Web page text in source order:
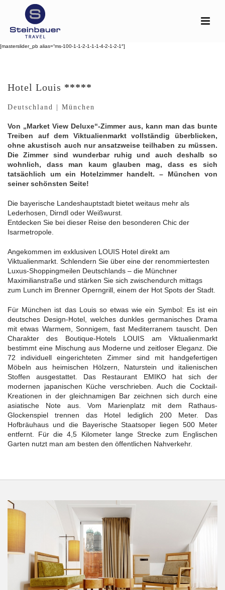
[masterslider_pb alias=“ms-100-1-1-2-1-1-1-4-2-1-2-1″]
Hotel Louis *****
Deutschland | München
Von „Market View Deluxe“-Zimmer aus, kann man das bunte
Treiben auf dem Viktualienmarkt vollständig überblicken,
ohne akustisch auch nur ansatzweise teilhaben zu müssen.
Die Zimmer sind wunderbar ruhig und auch deshalb so
wohnlich, dass man kaum glauben mag, dass es sich
tatsächlich um ein Hotelzimmer handelt. – München von
seiner schönsten Seite!
Die bayerische Landeshauptstadt bietet weitaus mehr als
Lederhosen, Dirndl oder Weißwurst.
Entdecken Sie bei dieser Reise den besonderen Chic der
Isarmetropole.
Angekommen im exklusiven LOUIS Hotel direkt am
Viktualienmarkt. Schlendern Sie über eine der renommiertesten
Luxus-Shoppingmeilen Deutschlands – die Münchner
Maximilianstraße und stärken Sie sich zwischendurch mittags
zum Lunch im Brenner Operngrill, einem der Hot Spots der Stadt.
Für München ist das Louis so etwas wie ein Symbol: Es ist ein
deutsches Design-Hotel, welches dunkles germanisches Drama
mit etwas Warmem, Sonnigem, fast Mediterranem tauscht. Den
Charakter des Boutique-Hotels LOUIS am Viktualienmarkt
bestimmt eine Mischung aus Moderne und zeitloser Eleganz. Die
72 individuell eingerichteten Zimmer sind mit handgefertigen
Möbeln aus heimischen Hölzern, Naturstein und italienischen
Stoffen ausgestattet. Das Restaurant EMIKO hat sich der
modernen japanischen Küche verschrieben. Auch die Cocktail-
Kreationen in der gleichnamigen Bar zeichnen sich durch eine
asiatische Note aus. Vom Marienplatz mit dem Rathaus-
Glockenspiel trennen das Hotel lediglich 200 Meter. Das
Hofbräuhaus und die Bayerische Staatsoper liegen 500 Meter
entfernt. Für die 4,5 Kilometer lange Strecke zum Englischen
Garten nutzt man am besten den öffentlichen Nahverkehr.